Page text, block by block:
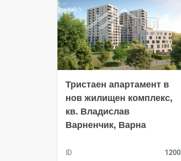
Тристаен апартамент в
нов жилищен комплекс,
кв. Владислав
Варненчик, Варна
ID
1200